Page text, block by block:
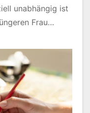
unabhängig ist
Frau…